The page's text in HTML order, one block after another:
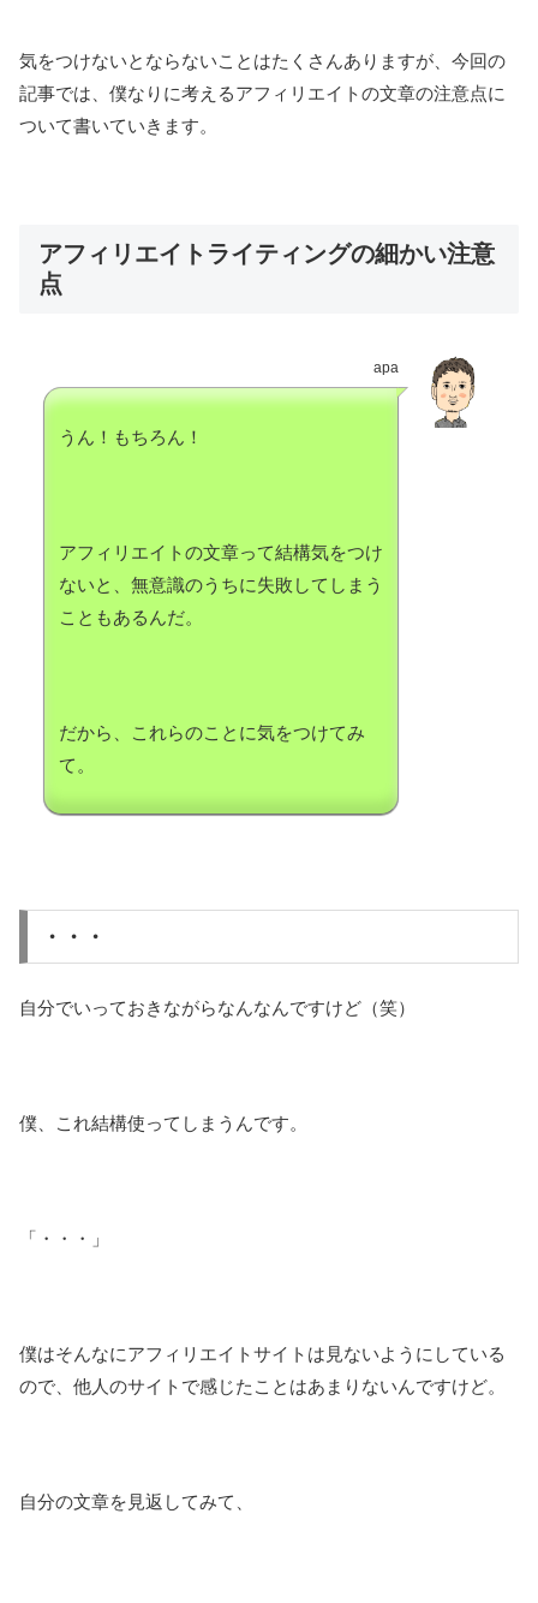
気をつけないとならないことはたくさんありますが、今回の
記事では、僕なりに考えるアフィリエイトの文章の注意点に
ついて書いていきます。
アフィリエイトライティングの細かい注意
点
apa
うん！もちろん！
アフィリエイトの文章って結構気をつけ
ないと、無意識のうちに失敗してしまう
こともあるんだ。
だから、これらのことに気をつけてみ
て。
・・・
自分でいっておきながらなんなんですけど（笑）
僕、これ結構使ってしまうんです。
「・・・」
僕はそんなにアフィリエイトサイトは見ないようにしている
ので、他人のサイトで感じたことはあまりないんですけど。
自分の文章を見返してみて、